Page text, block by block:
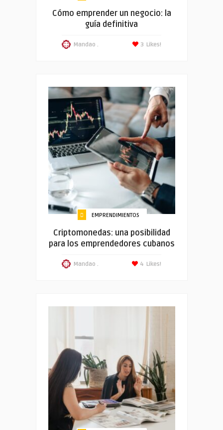
Cómo emprender un negocio: la
guía definitiva
Mandao . Likes!
3
EMPRENDIMIENTOS
Criptomonedas: una posibilidad
para los emprendedores cubanos
Mandao . Likes!
4